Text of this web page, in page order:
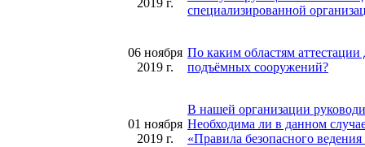
специализированной
06 ноября
2019 г.
По каким областям
подъёмных сооружений?
01 ноября
2019 г.
В нашей организации
Необходима ли в данном
«Правила безопасного